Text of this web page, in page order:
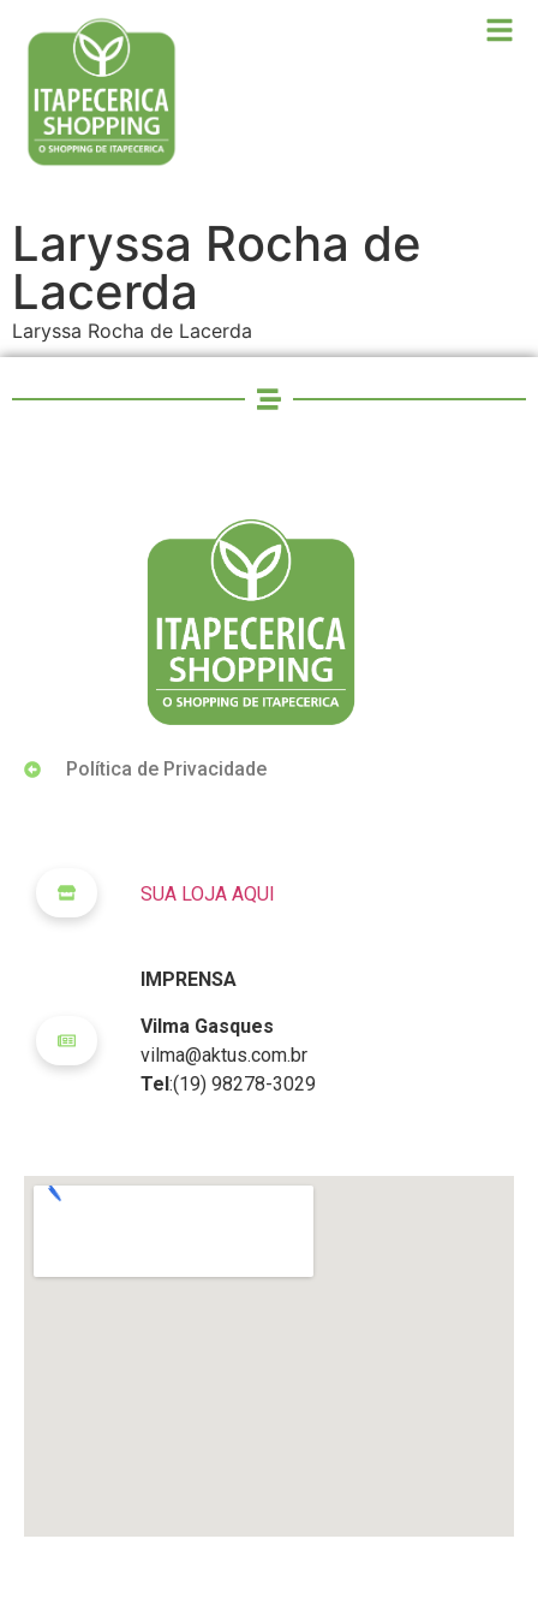
Laryssa Rocha de
Lacerda
Laryssa Rocha de Lacerda
Política de Privacidade
SUA LOJA AQUI
IMPRENSA
Vilma Gasques
vilma@aktus.com.br
Tel:(19) 98278-3029